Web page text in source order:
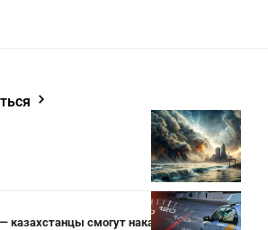
казахстанцы смогут наказать таксистов